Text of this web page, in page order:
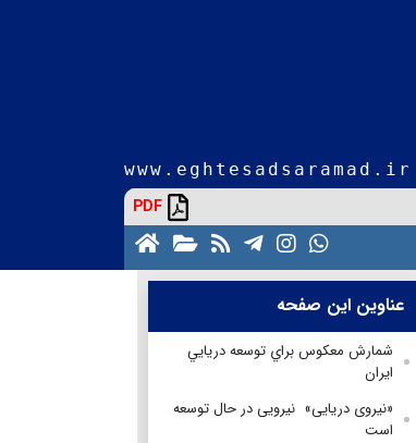
www.eghtesadsaramad.ir
PDF
عناوین این صفحه
شمارش معكوس براي توسعه دريايي
ايران
«نیروی دریایی» نیرویی در حال توسعه
است